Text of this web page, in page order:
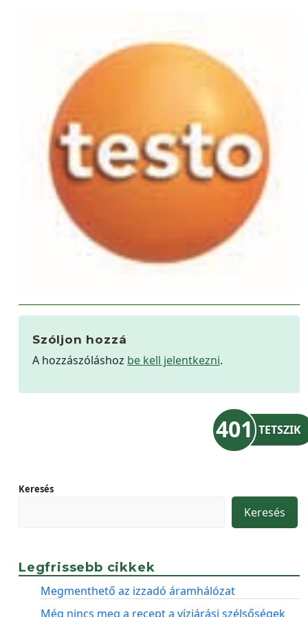
Szóljon hozzá
A hozzászóláshoz be kell jelentkezni.
401 TETSZIK
Keresés
Keresés
Legfrissebb cikkek
Megmenthető az izzadó áramhálózat
Még nincs meg a recept a vízjárási szélsőségek